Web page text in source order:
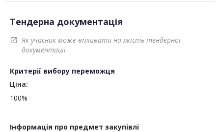
Тендерна документація
open_in_new
Як учасник може впливати на якість тендерної
документації
Критерії вибору переможця
Ціна:
100%
Інформація про предмет закупівлі